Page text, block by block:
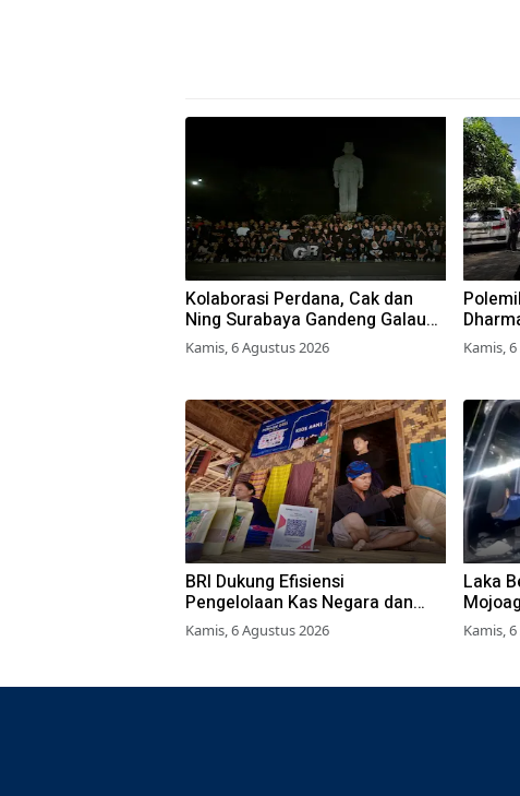
Kolaborasi Perdana, Cak dan
Ning Surabaya Gandeng Galau
Run untuk Lari Bareng di Pusat
Kota
Kamis, 6 Agustus 2026 Kamis,
BRI Dukung Efisiensi
Pengelolaan Kas Negara dan
Perkuat Kredit Berkualitas demi
Dongkrak Sektor Riil
Kamis, 6 Agustus 2026
Laka
Kamis,